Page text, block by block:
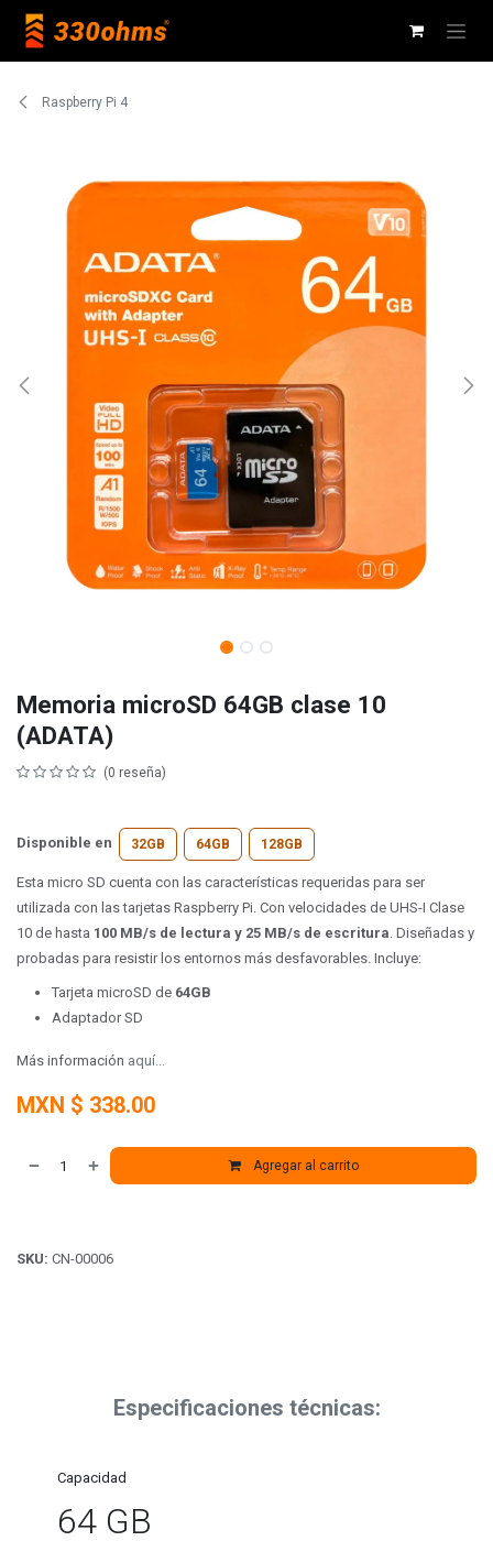
Raspberry Pi 4
Memoria microSD 64GB clase 10
(ADATA)
(0 reseña)
Disponible en 32GB 64GB 128GB
Esta micro SD cuenta con las características requeridas para ser
utilizada con las tarjetas Raspberry Pi. Con velocidades de UHS-I Clase
10 de hasta 100 MB/s de lectura y 25 MB/s de escritura. Diseñadas y
probadas para resistir los entornos más desfavorables. Incluye:
Tarjeta microSD de 64GB
Adaptador SD
Más información aquí...
MXN $ 338.00
Agregar al carrito
SKU: CN-00006
Capacidad
64 GB
Especificaciones técnicas: